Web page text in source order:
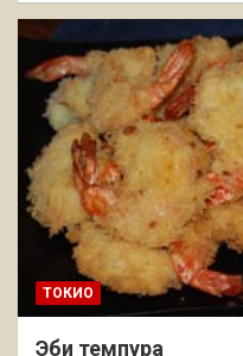
ТОКИО
Эби темпура